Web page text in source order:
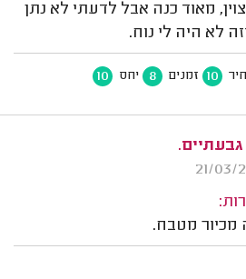
מאוד כנה אבל לדעתי לא נתן
לא היה לי נוח.
10 זמנים 8 יחס 10
מכיור מטבח.